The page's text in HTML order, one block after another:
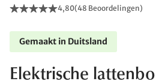
4,80(48 Beoordelingen)
Gemaakt in Duitsland
Elektrische